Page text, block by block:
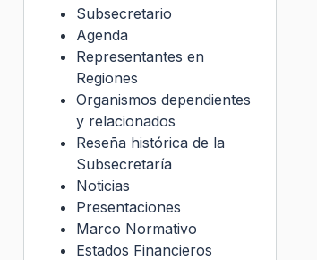
Subsecretario
Agenda
Representantes en
Regiones
Organismos dependientes
y relacionados
Reseña histórica de la
Subsecretaría
Noticias
Presentaciones
Marco Normativo
Estados Financieros